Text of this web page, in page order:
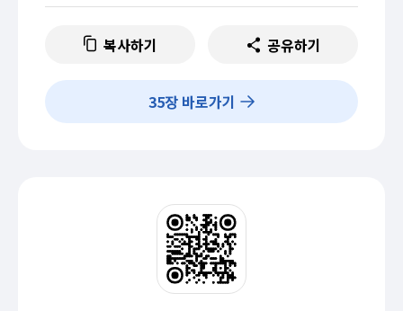
복사하기 공유하기
35장 바로가기